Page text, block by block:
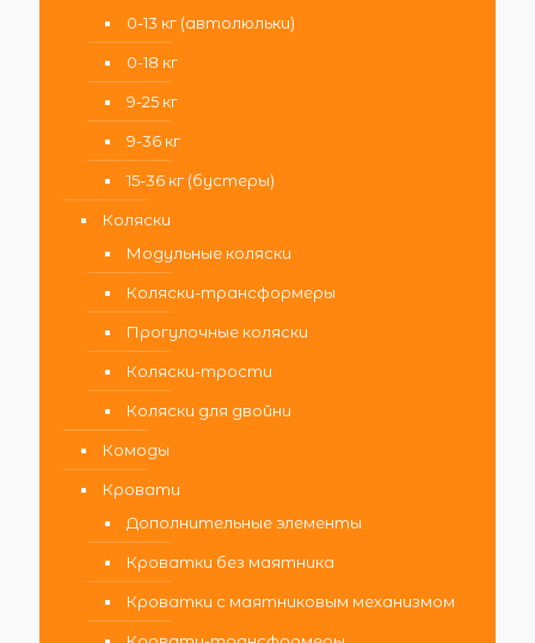
0-13 кг (автолюльки)
0-18 кг
9-25 кг
9-36 кг
15-36 кг (бустеры)
Коляски
Модульные коляски
Коляски-трансформеры
Прогулочные коляски
Коляски-трости
Коляски для двойни
Комоды
Кровати
Дополнительные элементы
Кроватки без маятника
Кроватки с маятниковым механизмом